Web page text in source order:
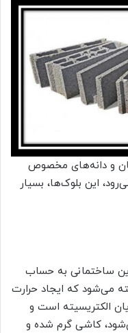
و دانه‌های مخصوص
این بلوک‌ها، بسیار
ساختمانی به حساب
می‌شود که ایجاد حرارت
الکتریسیته است و
کاشی گرم شده و